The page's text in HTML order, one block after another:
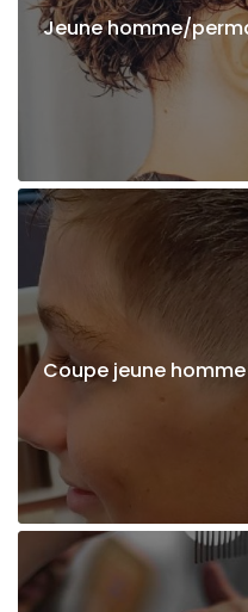
Jeune homme/
Coupe jeune homme